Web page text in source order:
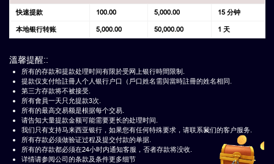
快速提款
100.00 5,000.00
15 分钟
本地银行转账
5,000.00 50,000.00 1 天
溫馨提醒::
所有的存款和提款处理时间有限於受网上银行時間限制.
提款仅支付给註冊人个人银行户口（戶口姓名需與當時註冊的姓名相同.
第三方存款将不被接受.
所有會員一天只允提款3次.
所有的最高交易额是根据每个交易.
请告知大量提款金额可能需要更长的处理时间.
我们只有支持马来西亚银行，如果您有任何特殊要求，请联系我们的客户服务.
所有存款必须做验证过程及提交付款的单据.
所有的存款都必须在24小时内通知客服，否者存款将没收.
详情请参阅公司的条款及条件更多细节
×